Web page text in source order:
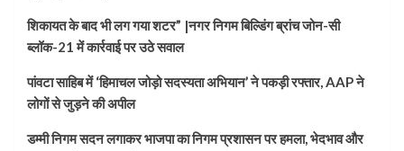
शिकायत के बाद भी लग गया शटर” |नगर निगम बिल्डिंग ब्रांच जोन-सी
ब्लॉक-21 में कार्रवाई पर उठे सवाल
पांवटा साहिब में ‘हिमाचल जोड़ो सदस्यता अभियान’ ने पकड़ी रफ्तार, AAP ने
लोगों से जुड़ने की अपील
डम्मी निगम सदन लगाकर भाजपा का निगम प्रशासन पर हमला, भेदभाव और